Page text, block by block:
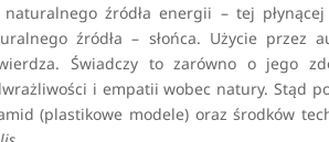
źródła energii – tej
źródła – słońca. Użycie przez
Świadczy to zarówno o jego
i empatii wobec natury. Stąd
(plastikowe modele) oraz środków